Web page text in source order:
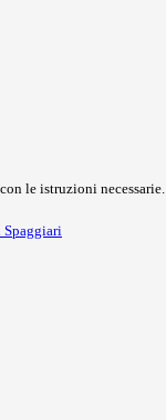
le istruzioni necessarie.